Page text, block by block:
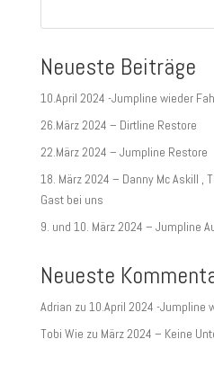
Neueste Beiträge
10.April 2024 -Jumpline wieder
26.März 2024 – Dirtline Restore
22.März 2024 – Jumpline Restore
18. März 2024 – Danny Mc Askill ,
Gast bei uns
9. und 10. März 2024 – Jumpline
Neueste
Adrian zu 10.April 2024 -Jumpline
Tobi Wie zu März 2024 – Keine